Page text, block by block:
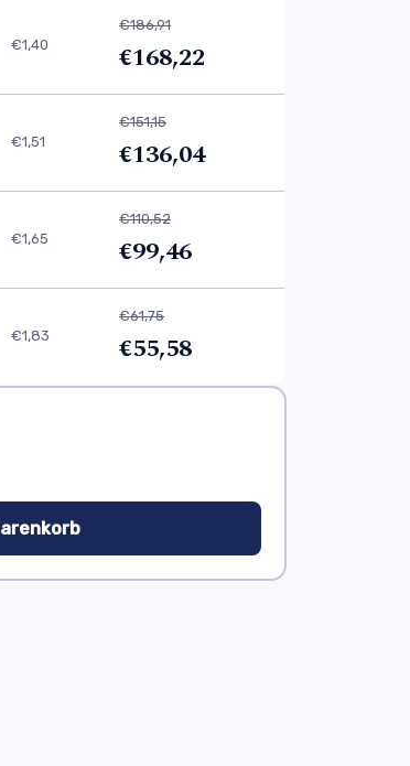
€1,40
€186,91
€168,22
€1,51
€151,15
€136,04
€1,65
€110,52
€99,46
€1,83
€61,75
€55,58